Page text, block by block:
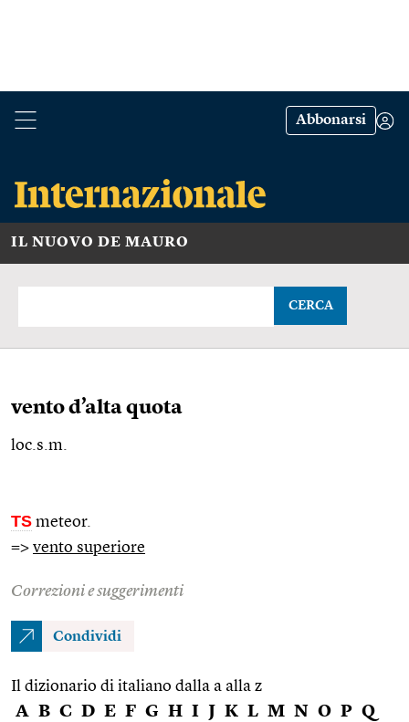
Abbonarsi
IL NUOVO DE MAURO
CERCA
vento d’alta quota
loc.s.m.
TS meteor.
=> vento superiore
Correzioni e suggerimenti
Condividi
Il dizionario di italiano dalla a alla z
A B C D E F G H I J K L M N O P Q